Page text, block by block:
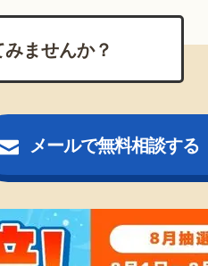
ませんか？
メールで無料相談する